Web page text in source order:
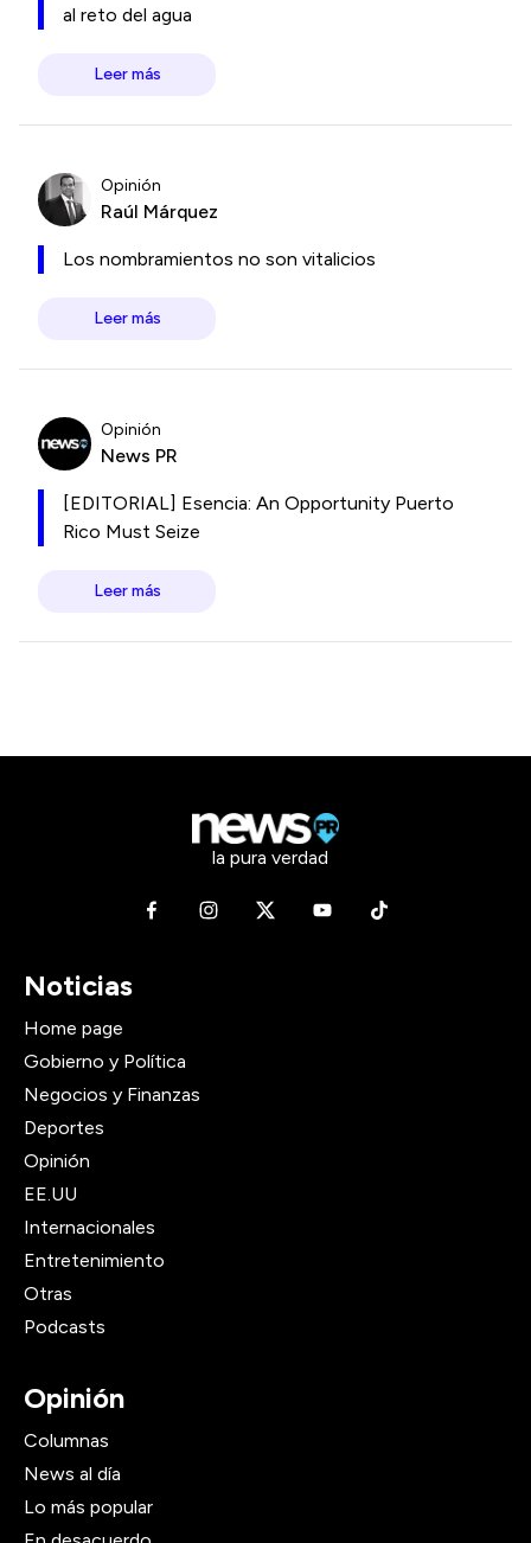
al reto del agua
Leer más
Opinión
Raúl Márquez
Los nombramientos no son vitalicios
Leer más
Opinión
News PR
[EDITORIAL] Esencia: An Opportunity Puerto
Rico Must Seize
Leer más
la pura verdad
Noticias
Home page
Gobierno y Política
Negocios y Finanzas
Deportes
Opinión
EE.UU
Internacionales
Entretenimiento
Otras
Podcasts
Opinión
Columnas
News al día
Lo más popular